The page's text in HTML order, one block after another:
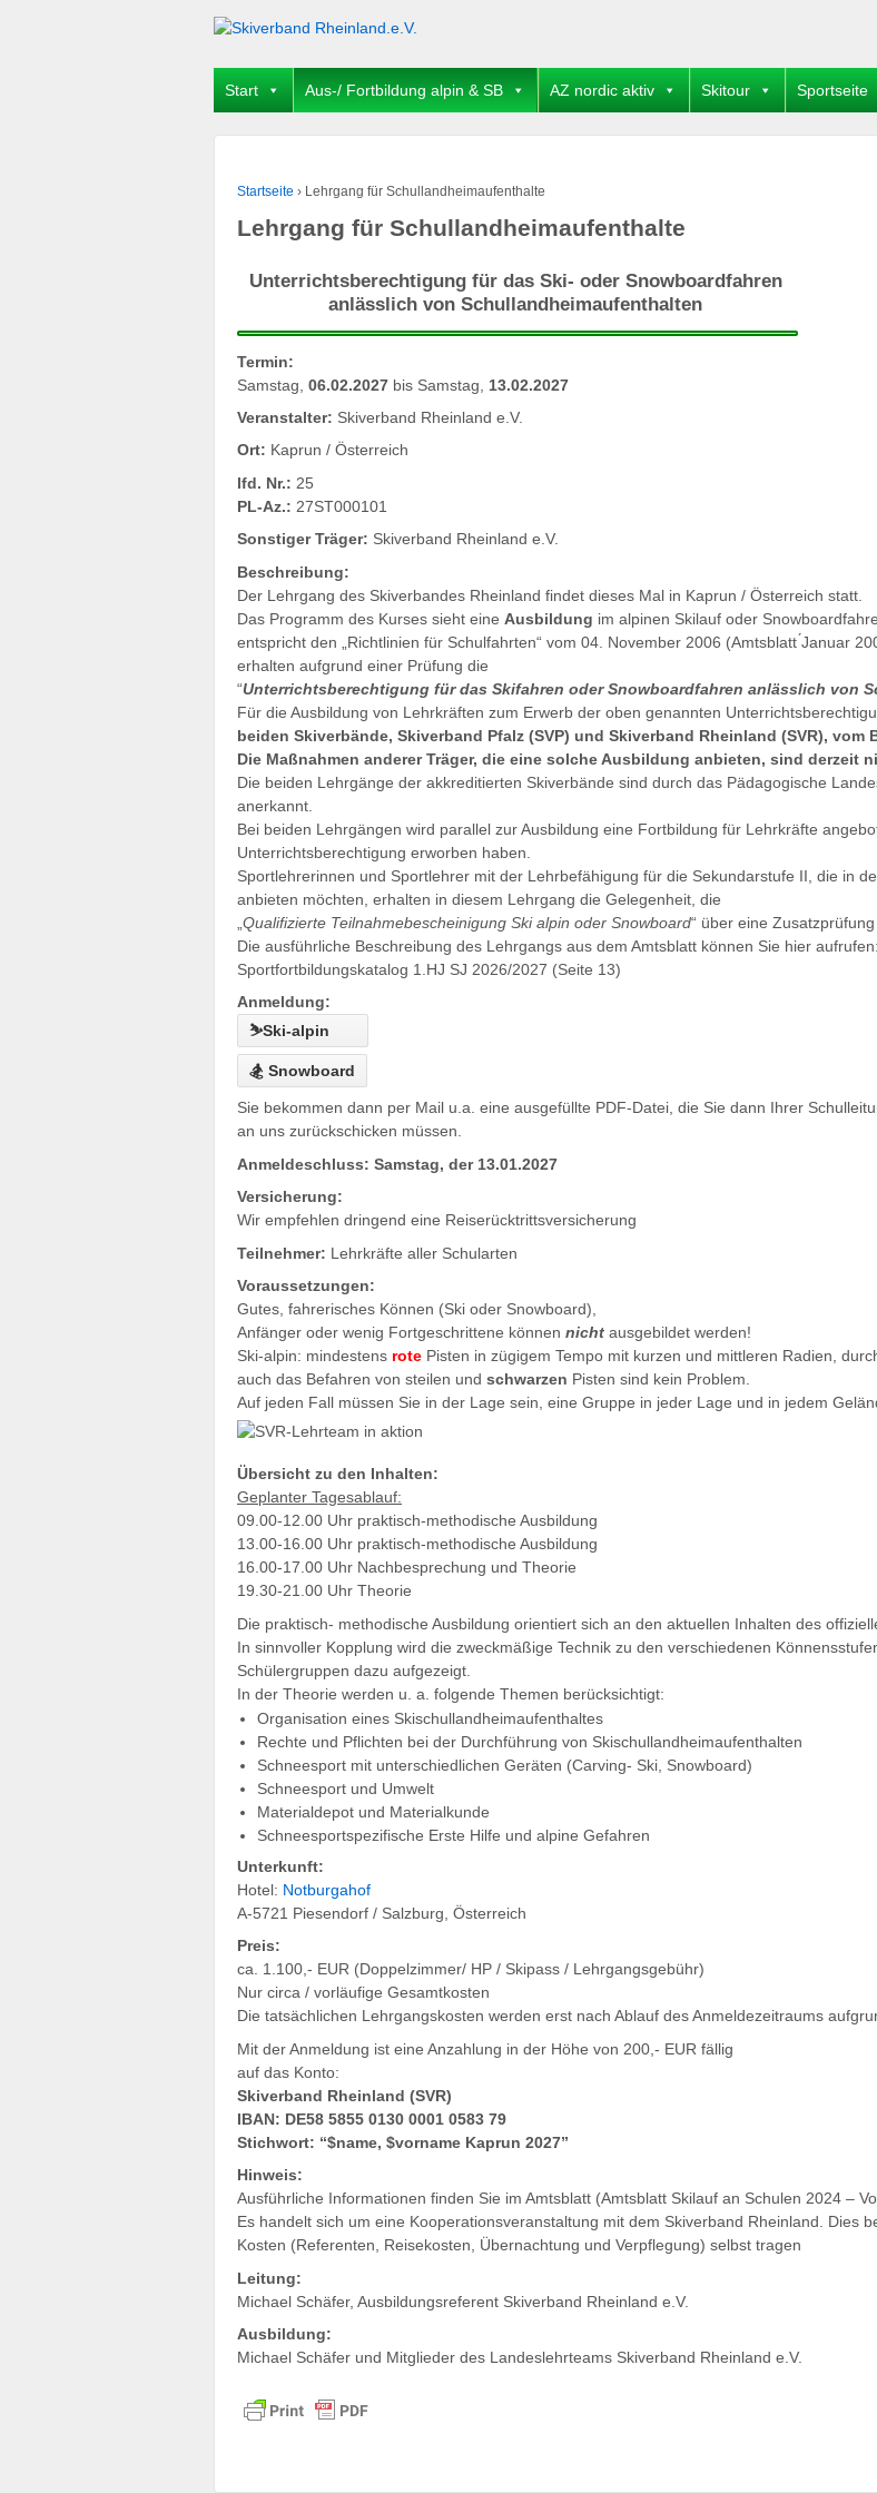
Start Aus-/ Fortbildung alpin & SB AZ nordic aktiv Skitour Sportseite
Startseite › Lehrgang für Schullandheimaufenthalte
Lehrgang für Schullandheimaufenthalte
Unterrichtsberechtigung für das Ski- oder Snowboardfahren
anlässlich von Schullandheimaufenthalten
Termin:
Samstag, 06.02.2027 bis Samstag, 13.02.2027
Veranstalter: Skiverband Rheinland e.V.
Ort: Kaprun / Österreich
lfd. Nr.: 25
PL-Az.: 27ST000101
Sonstiger Träger: Skiverband Rheinland e.V.
Beschreibung:
Der Lehrgang des Skiverbandes Rheinland findet dieses Mal in Kaprun / Österreich statt.
Das Programm des Kurses sieht eine Ausbildung im alpinen Skilauf oder
entspricht den „Richtlinien für Schulfahrten“ vom 04. November 2006 (Amtsblatt ́Januar
erhalten aufgrund einer Prüfung die
“Unterrichtsberechtigung für das Skifahren oder Snowboardfahren anlässlich von
Für die Ausbildung von Lehrkräften zum Erwerb der oben genannten
beiden Skiverbände, Skiverband Pfalz (SVP) und Skiverband Rheinland (SVR),
Die Maßnahmen anderer Träger, die eine solche Ausbildung anbieten, sind derzeit
Die beiden Lehrgänge der akkreditierten Skiverbände sind durch das Pädagogische
anerkannt.
Bei beiden Lehrgängen wird parallel zur Ausbildung eine Fortbildung für Lehrkräfte
Unterrichtsberechtigung erworben haben.
Sportlehrerinnen und Sportlehrer mit der Lehrbefähigung für die Sekundarstufe II, die in
anbieten möchten, erhalten in diesem Lehrgang die Gelegenheit, die
Qualifizierte Teilnahmebescheinigung Ski alpin oder Snowboard“ über eine Zusatzprüfung
Die ausführliche Beschreibung des Lehrgangs aus dem Amtsblatt können Sie hier aufrufen:
Sportfortbildungskatalog 1.HJ SJ 2026/2027 (Seite 13)
Anmeldung:
Sie bekommen dann per Mail u.a. eine ausgefüllte PDF-Datei, die Sie dann Ihrer
an uns zurückschicken müssen.
Anmeldeschluss: Samstag, der 13.01.2027
Versicherung:
Wir empfehlen dringend eine Reiserücktrittsversicherung
Teilnehmer: Lehrkräfte aller Schularten
Voraussetzungen:
Gutes, fahrerisches Können (Ski oder Snowboard),
Anfänger oder wenig Fortgeschrittene können nicht ausgebildet werden!
Ski-alpin: mindestens rote Pisten in zügigem Tempo mit kurzen und mittleren Radien,
auch das Befahren von steilen und schwarzen Pisten sind kein Problem.
Auf jeden Fall müssen Sie in der Lage sein, eine Gruppe in jeder Lage und in jedem
Übersicht zu den Inhalten:
Geplanter Tagesablauf:
09.00-12.00 Uhr praktisch-methodische Ausbildung
13.00-16.00 Uhr praktisch-methodische Ausbildung
16.00-17.00 Uhr Nachbesprechung und Theorie
19.30-21.00 Uhr Theorie
Die praktisch- methodische Ausbildung orientiert sich an den aktuellen Inhalten des
In sinnvoller Kopplung wird die zweckmäßige Technik zu den verschiedenen
Schülergruppen dazu aufgezeigt.
In der Theorie werden u. a. folgende Themen berücksichtigt:
Organisation eines Skischullandheimaufenthaltes
Rechte und Pflichten bei der Durchführung von Skischullandheimaufenthalten
Schneesport mit unterschiedlichen Geräten (Carving- Ski, Snowboard)
Schneesport und Umwelt
Materialdepot und Materialkunde
Schneesportspezifische Erste Hilfe und alpine Gefahren
Unterkunft:
Hotel: Notburgahof
A-5721 Piesendorf / Salzburg, Österreich
Preis:
ca. 1.100,- EUR (Doppelzimmer/ HP / Skipass / Lehrgangsgebühr)
Nur circa / vorläufige Gesamtkosten
Die tatsächlichen Lehrgangskosten werden erst nach Ablauf des Anmeldezeitraums
Mit der Anmeldung ist eine Anzahlung in der Höhe von 200,- EUR fällig
auf das Konto:
Skiverband Rheinland (SVR)
IBAN: DE58 5855 0130 0001 0583 79
Stichwort: “$name, $vorname Kaprun 2027”
Hinweis:
Ausführliche Informationen finden Sie im Amtsblatt (Amtsblatt Skilauf an Schulen 2024 –
Es handelt sich um eine Kooperationsveranstaltung mit dem Skiverband Rheinland. Dies
Kosten (Referenten, Reisekosten, Übernachtung und Verpflegung) selbst tragen
Leitung:
Michael Schäfer, Ausbildungsreferent Skiverband Rheinland e.V.
Ausbildung:
Michael Schäfer und Mitglieder des Landeslehrteams Skiverband Rheinland e.V.